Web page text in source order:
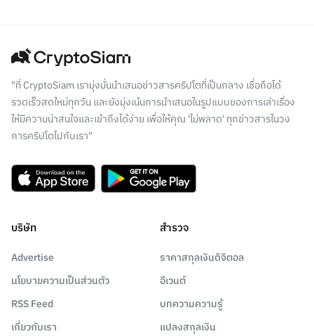
"ที่ CryptoSiam เรามุ่งมั่นนำเสนอข่าวสารคริปโตที่เป็นกลาง เชื่อถือได้
รวดเร็วสดใหม่ทุกวัน และยังมุ่งเน้นการนำเสนอในรูปแบบของการเล่าเรื่อง
ให้มีความน่าสนใจและเข้าถึงได้ง่าย เพื่อให้คุณ 'ไม่พลาด' ทุกข่าวสารในวง
การคริปโตไปกับเรา"
บริษัท
Advertise
นโยบายความเป็นส่วนตัว
RSS Feed
เกี่ยวกับเรา
สำรวจ
ราคาสกุลเงินดิจิตอล
อีเวนต์
บทความความรู้
แปลงสกุลเงิน